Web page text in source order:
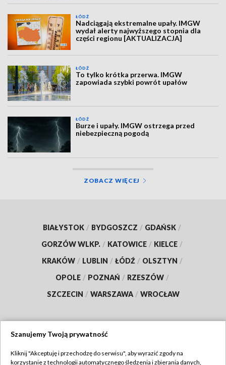
ŁÓDŹ
Nadciągają ekstremalne upały. IMGW
wydał alerty najwyższego stopnia dla
części regionu [AKTUALIZACJA]
ŁÓDŹ
To tylko krótka przerwa. IMGW
zapowiada szybki powrót upałów
ŁÓDŹ
Burze i upały. IMGW ostrzega przed
niebezpieczną pogodą
ZOBACZ WIĘCEJ
BIAŁYSTOK / BYDGOSZCZ / GDAŃSK /
GORZÓW WLKP. / KATOWICE / KIELCE /
KRAKÓW / LUBLIN / ŁÓDŹ / OLSZTYN /
OPOLE / POZNAŃ / RZESZÓW /
SZCZECIN / WARSZAWA / WROCŁAW
Szanujemy Twoją prywatność
Kliknij "Akceptuję i przechodzę do serwisu", aby wyrazić zgody na
korzystanie z technologii automatycznego śledzenia i zbierania danych,